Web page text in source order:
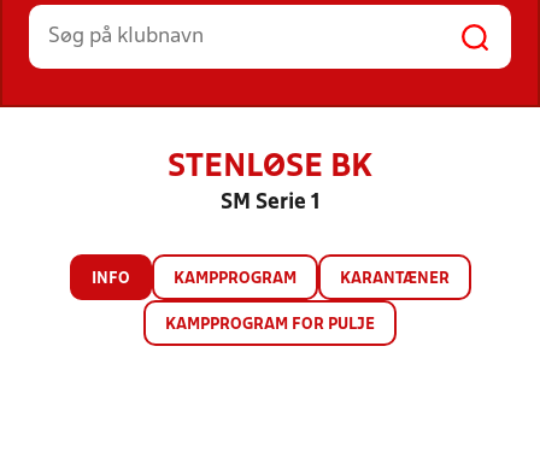
HOLD
STENLØSE BK
SM Serie 1
INFO KAMPPROGRAM KARANTÆNER
KAMPPROGRAM FOR PULJE